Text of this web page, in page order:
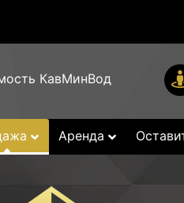
КавМинВод
Аренда